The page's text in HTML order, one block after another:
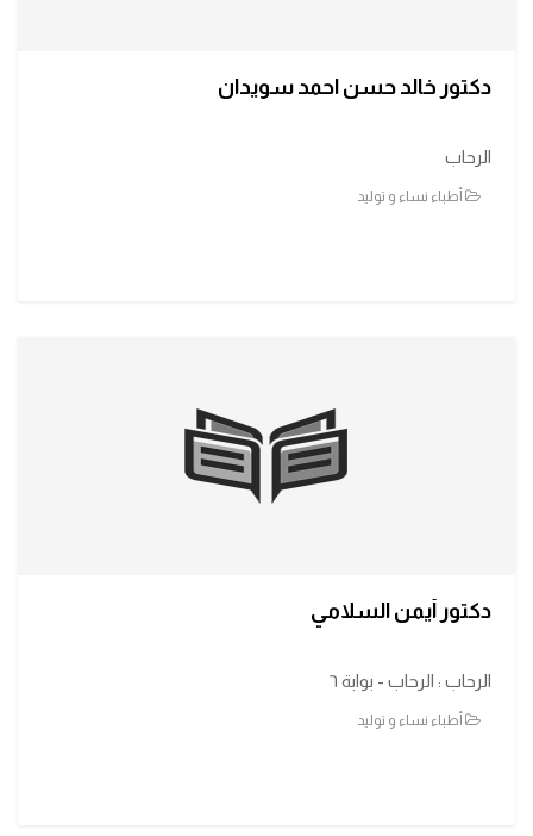
دكتور خالد حسن احمد سويدان
الرحاب
أطباء نساء و توليد
دكتور أيمن السلامي
الرحاب : الرحاب - بوابة ٦
أطباء نساء و توليد